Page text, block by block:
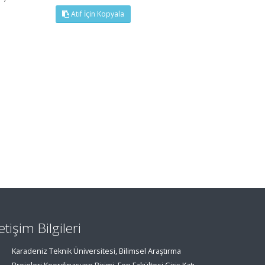
Atıf İçin Kopyala
Bilgileri
Karadeniz Teknik Üniversitesi, Bilimsel Araştırma